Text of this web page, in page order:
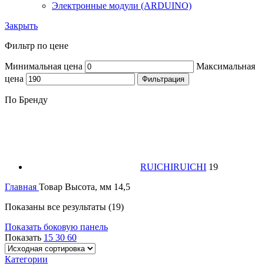
Электронные модули (ARDUINO)
Закрыть
Фильтр по цене
Минимальная цена
Максимальная
цена
Фильтрация
По Бренду
RUICHIRUICHI 19
Главная Товар Высота, мм 14,5
Показаны все результаты (19)
Показать боковую панель
Показать 15 30 60
Категории